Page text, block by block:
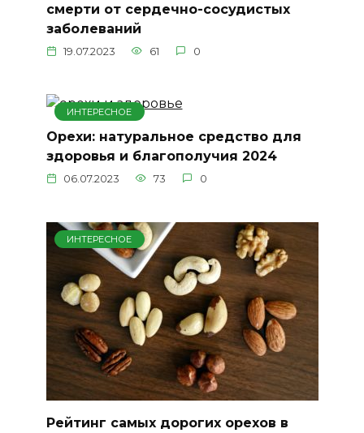
смерти от сердечно-сосудистых
заболеваний
19.07.2023 61 0
ИНТЕРЕСНОЕ
Орехи: натуральное средство для
здоровья и благополучия 2024
06.07.2023 73 0
ИНТЕРЕСНОЕ
Рейтинг самых дорогих орехов в